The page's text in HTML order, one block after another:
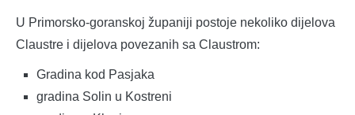
U Primorsko-goranskoj županiji postoje nekoliko dijelova
Claustre i dijelova povezanih sa Claustrom:
Gradina kod Pasjaka
gradina Solin u Kostreni